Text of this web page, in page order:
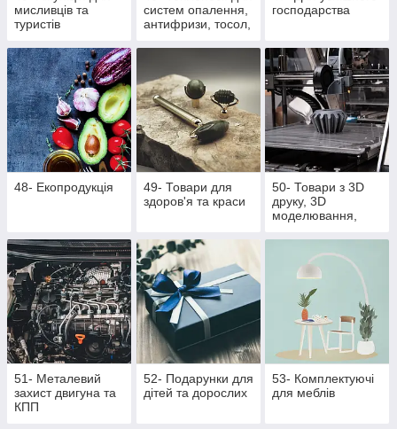
мисливців та
туристів
систем опалення,
антифризи, тосол,
багаття, активна
господарства
48- Екопродукція
49- Товари для
здоров'я та краси
50- Товари з 3D
друку, 3D
моделювання,
та литті під тиском
51- Металевий
захист двигуна та
КПП
52- Подарунки для
дітей та дорослих
53- Комплектуючі
для меблів